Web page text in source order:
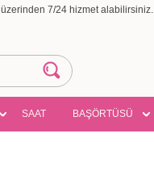
üzerinden 7/24 hizmet alabilirsiniz.
SAAT BAŞÖRTÜSÜ